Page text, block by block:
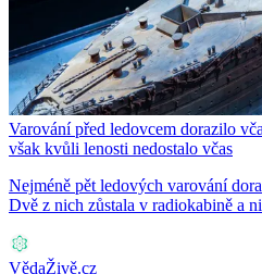
Varování před ledovcem dorazilo
však kvůli lenosti nedostalo včas
Nejméně pět ledových varování
Dvě z nich zůstala v radiokabině a
VědaŽivě.cz